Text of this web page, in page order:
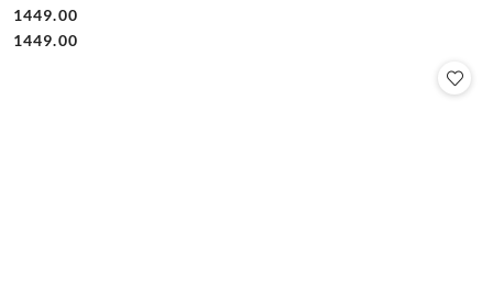
Cena:
1449.00
Cena:
1449.00